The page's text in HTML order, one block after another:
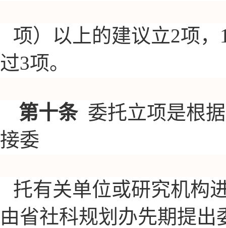
项）以上的建议立2项
过3项。
第十条 委托立项是根
接委
托有关单位或研究机构
由省社科规划办先期提